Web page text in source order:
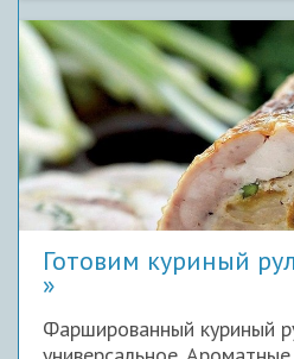
Готовим куриный
Фаршированный куриный